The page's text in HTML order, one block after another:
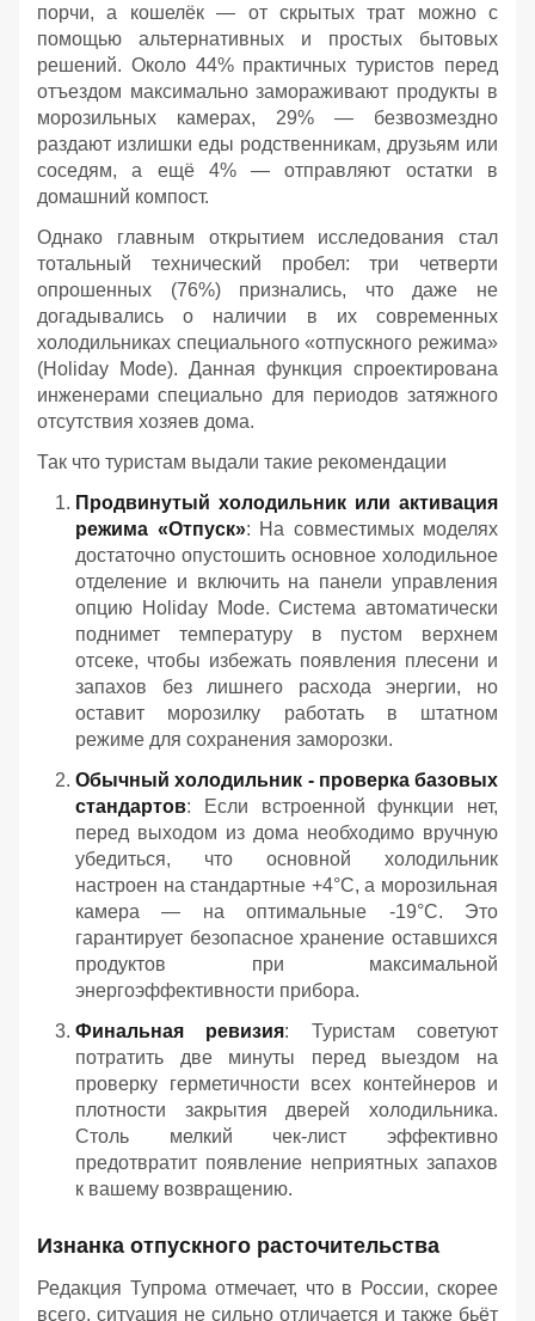
порчи, а кошелёк — от скрытых трат можно с
помощью альтернативных и простых бытовых
решений. Около 44% практичных туристов перед
отъездом максимально замораживают продукты в
морозильных камерах, 29% — безвозмездно
раздают излишки еды родственникам, друзьям или
соседям, а ещё 4% — отправляют остатки в
домашний компост.
Однако главным открытием исследования стал
тотальный технический пробел: три четверти
опрошенных (76%) признались, что даже не
догадывались о наличии в их современных
холодильниках специального «отпускного режима»
(Holiday Mode). Данная функция спроектирована
инженерами специально для периодов затяжного
отсутствия хозяев дома.
Так что туристам выдали такие рекомендации
Продвинутый холодильник или активация
режима «Отпуск»: На совместимых моделях
достаточно опустошить основное холодильное
отделение и включить на панели управления
опцию Holiday Mode. Система автоматически
поднимет температуру в пустом верхнем
отсеке, чтобы избежать появления плесени и
запахов без лишнего расхода энергии, но
оставит морозилку работать в штатном
режиме для сохранения заморозки.
Обычный холодильник - проверка базовых
стандартов: Если встроенной функции нет,
перед выходом из дома необходимо вручную
убедиться, что основной холодильник
настроен на стандартные +4°C, а морозильная
камера — на оптимальные -19°C. Это
гарантирует безопасное хранение оставшихся
продуктов при максимальной
энергоэффективности прибора.
Финальная ревизия: Туристам советуют
потратить две минуты перед выездом на
проверку герметичности всех контейнеров и
плотности закрытия дверей холодильника.
Столь мелкий чек-лист эффективно
предотвратит появление неприятных запахов
к вашему возвращению.
Изнанка отпускного расточительства
Редакция Тупрома отмечает, что в России, скорее
всего, ситуация не сильно отличается и также бьёт